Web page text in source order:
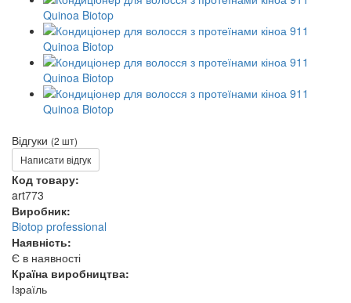
Відгуки (2 шт)
Написати відгук
Код товару:
art773
Виробник:
Biotop professional
Наявність:
Є в наявності
Країна виробництва:
Ізраїль